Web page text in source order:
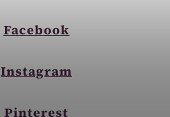
Facebook
Instagram
Pinterest